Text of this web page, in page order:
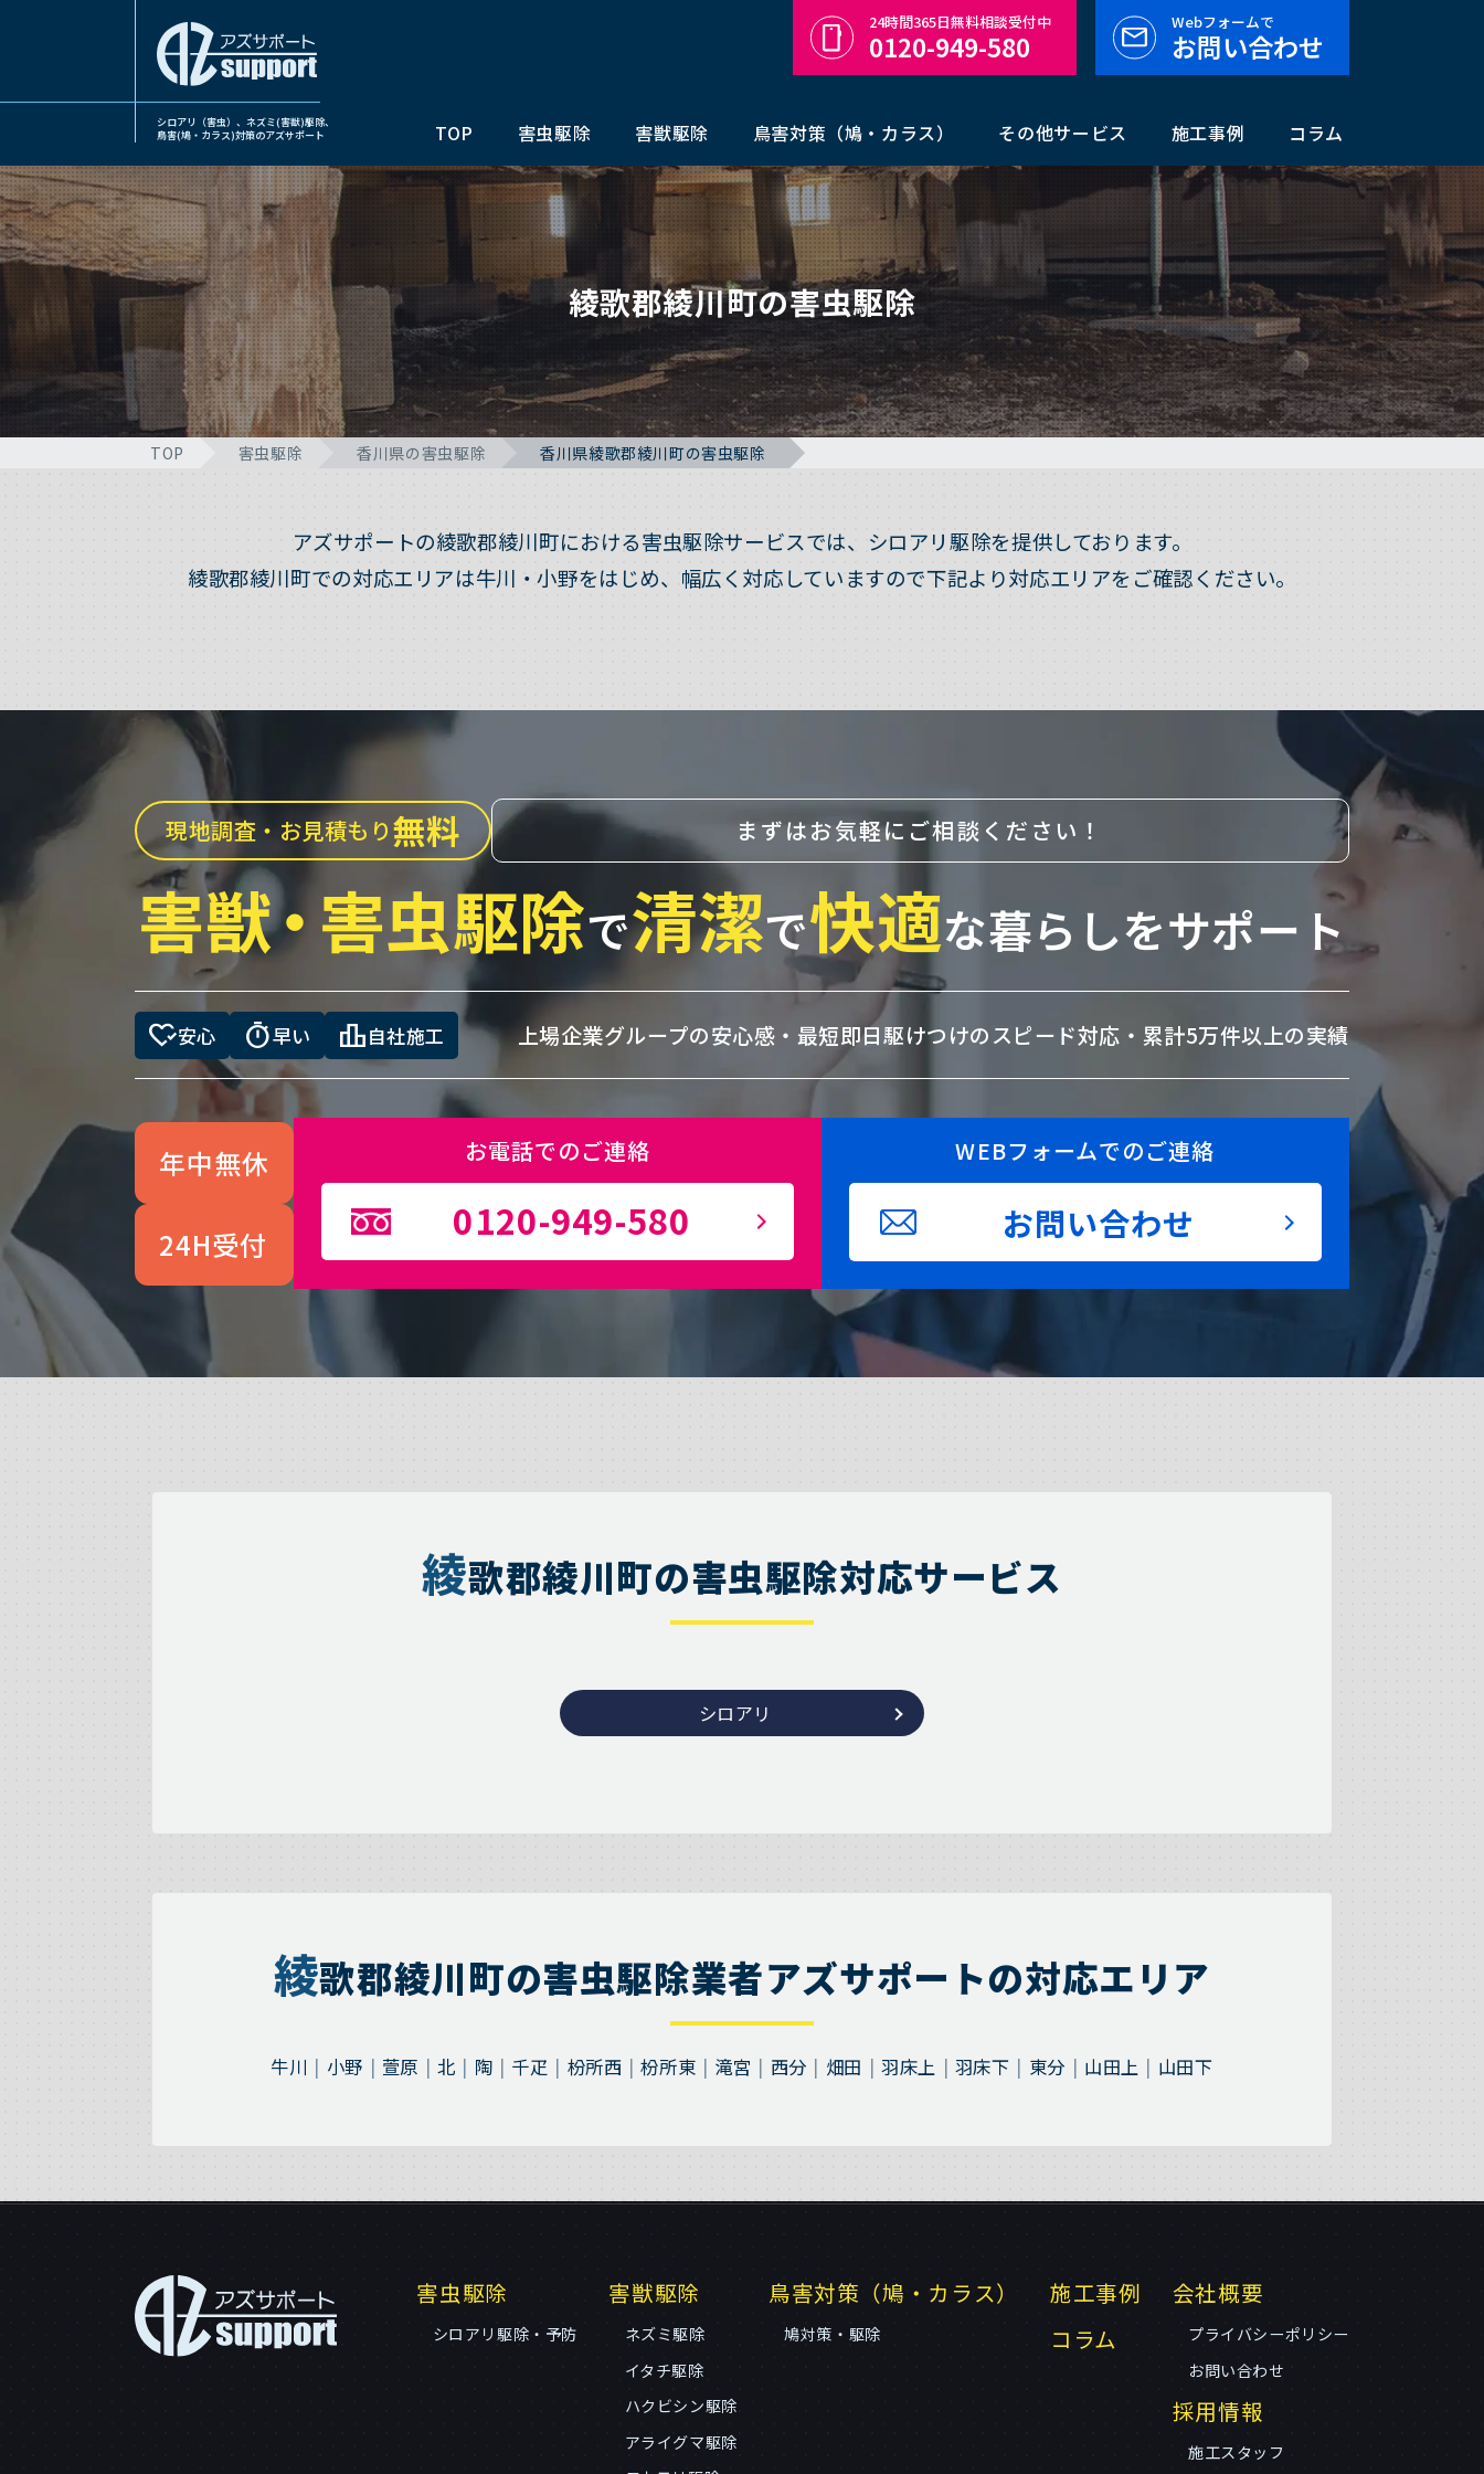
シロアリ（害虫）、ネズミ(害獣)駆除、
鳥害(鳩・カラス)対策のアズサポート
TOP 害虫駆除 害獣駆除 鳥害対策（鳩・カラス） その他サービス 施工事例 コラム
24時間365日無料相談受付中
0120-949-580
Webフォームで
お問い合わせ
綾歌郡綾川町の害虫駆除
TOP 害虫駆除 香川県の害虫駆除 香川県綾歌郡綾川町の害虫駆除
アズサポートの綾歌郡綾川町における害虫駆除サービスでは、シロアリ駆除を提供しております。
綾歌郡綾川町での対応エリアは牛川・小野をはじめ、幅広く対応していますので下記より対応エリアをご確認ください。
現地調査・お見積もり無料 まずはお気軽にご相談ください！
害獣・害虫駆除で清潔で快適な暮らしをサポート
heart_check安心 timer早い leaderboard自社施工 上場企業グループの安心感・ 最短即日駆けつけのスピード対応・ 累計5万件以上の実績
年中無休
24H受付
お電話でのご連絡
0120-949-580
WEBフォームでのご連絡
お問い合わせ
綾歌郡綾川町の害虫駆除対応サービス
シロアリ
綾歌郡綾川町の害虫駆除業者アズサポートの対応エリア
牛川 小野 萱原 北 陶 千疋 枌所西 枌所東 滝宮 西分 畑田 羽床上 羽床下 東分 山田上 山田下
害虫駆除
シロアリ駆除・予防
害獣駆除
ネズミ駆除
イタチ駆除
ハクビシン駆除
アライグマ駆除
鳥害対策（鳩・カラス）
鳩対策・駆除
施工事例
コラム
会社概要
プライバシーポリシー
お問い合わせ
採用情報
施工スタッフ